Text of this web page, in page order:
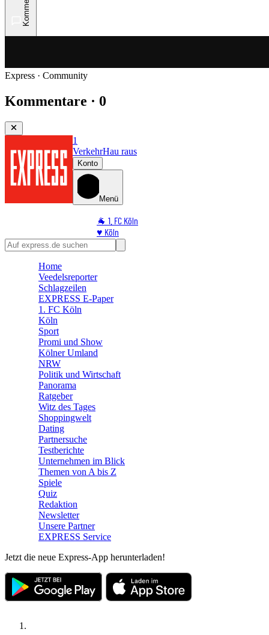
Express · Community
Kommentare · 0
1
VerkehrHau raus
Konto
Menü
🐐 1. FC Köln
♥️ Köln
⭐ Promi
🛒 Shoppingwelt
Home
Veedelsreporter
Schlagzeilen
EXPRESS E-Paper
1. FC Köln
Köln
Sport
Promi und Show
Kölner Umland
NRW
Politik und Wirtschaft
Panorama
Ratgeber
Witz des Tages
Shoppingwelt
Dating
Partnersuche
Testberichte
Unternehmen im Blick
Themen von A bis Z
Spiele
Quiz
Redaktion
Newsletter
Unsere Partner
EXPRESS Service
Jetzt die neue Express-App herunterladen!